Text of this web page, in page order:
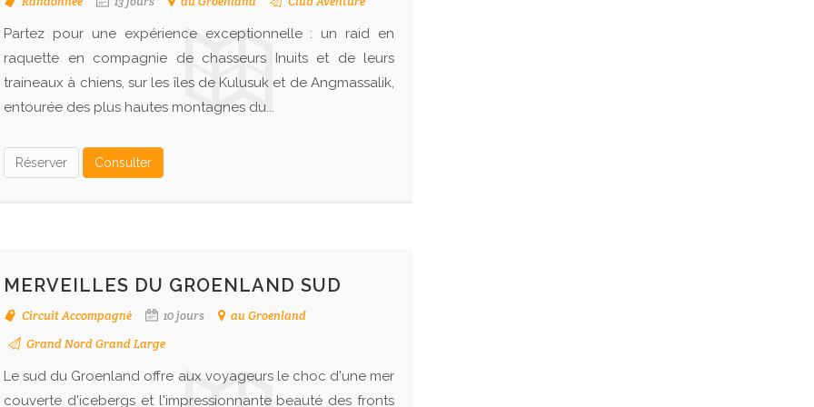
Partez pour une expérience exceptionnelle : un raid en
raquette en compagnie de chasseurs Inuits et de leurs
traineaux à chiens, sur les îles de Kulusuk et de Angmassalik,
entourée des plus hautes montagnes du...
Réserver Consulter
MERVEILLES DU GROENLAND SUD
Circuit Accompagné 10 jours
au Groenland
Grand Nord Grand Large
Le sud du Groenland offre aux voyageurs le choc d'une mer
couverte d'icebergs et l'impressionnante beauté des fronts